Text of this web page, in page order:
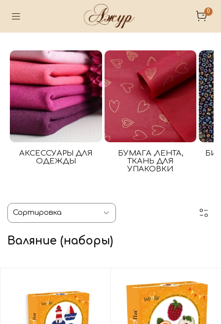
0
АКСЕССУАРЫ ДЛЯ
ОДЕЖДЫ
БУМАГА ,ЛЕНТА,
ТКАНЬ ДЛЯ
УПАКОВКИ
Валяние (наборы)